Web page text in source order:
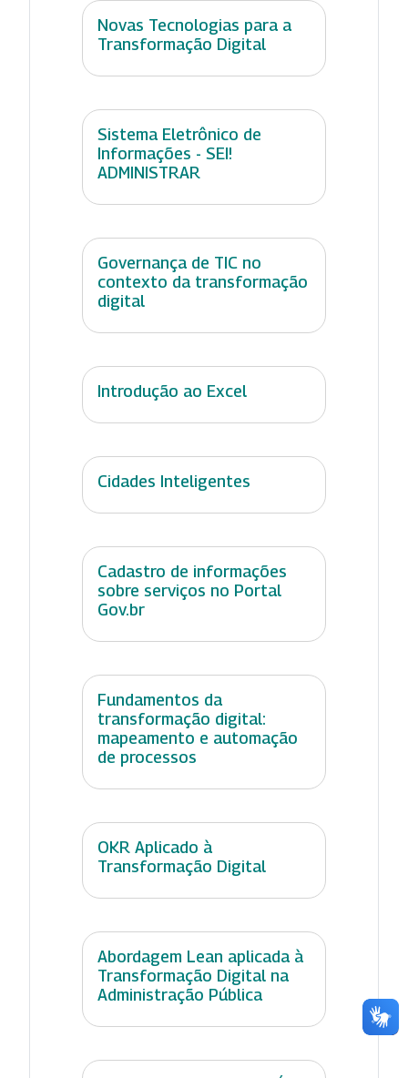
Novas Tecnologias para a
Transformação Digital
Sistema Eletrônico de
Informações - SEI!
ADMINISTRAR
Governança de TIC no
contexto da transformação
digital
Introdução ao Excel
Cidades Inteligentes
Cadastro de informações
sobre serviços no Portal
Gov.br
Fundamentos da
transformação digital:
mapeamento e automação
de processos
OKR Aplicado à
Transformação Digital
Abordagem Lean aplicada à
Transformação Digital na
Administração Pública